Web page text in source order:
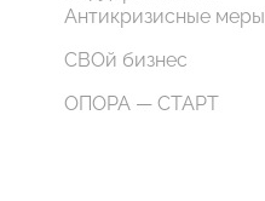
Антикризисные меры
СВОй бизнес
ОПОРА — СТАРТ